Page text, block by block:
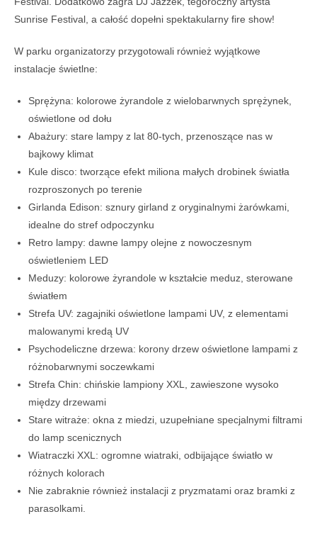
Sunrise Festival, a całość dopełni spektakularny fire show!
W parku organizatorzy przygotowali również wyjątkowe
instalacje świetlne:
Sprężyna: kolorowe żyrandole z wielobarwnych sprężynek,
oświetlone od dołu
Abażury: stare lampy z lat 80-tych, przenoszące nas w
bajkowy klimat
Kule disco: tworzące efekt miliona małych drobinek światła
rozproszonych po terenie
Girlanda Edison: sznury girland z oryginalnymi żarówkami,
idealne do stref odpoczynku
Retro lampy: dawne lampy olejne z nowoczesnym
oświetleniem LED
Meduzy: kolorowe żyrandole w kształcie meduz, sterowane
światłem
Strefa UV: zagajniki oświetlone lampami UV, z elementami
malowanymi kredą UV
Psychodeliczne drzewa: korony drzew oświetlone lampami z
różnobarwnymi soczewkami
Strefa Chin: chińskie lampiony XXL, zawieszone wysoko
między drzewami
Stare witraże: okna z miedzi, uzupełniane specjalnymi filtrami
do lamp scenicznych
Wiatraczki XXL: ogromne wiatraki, odbijające światło w
różnych kolorach
Nie zabraknie również instalacji z pryzmatami oraz bramki z
parasolkami.